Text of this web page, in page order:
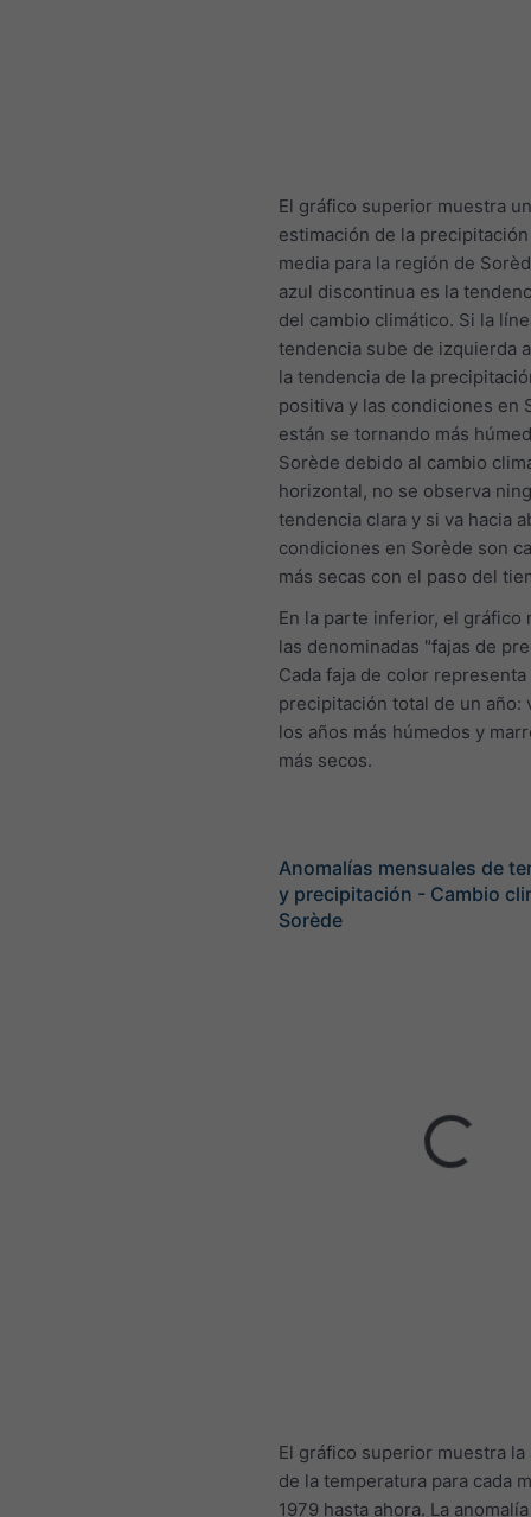
El gráfico superior muestra
estimación de la
media para la región de
azul discontinua es la
del cambio climático. Si la
tendencia sube de izquierda
la tendencia de la
positiva y las condiciones en
están se tornando más
Sorède debido al cambio
horizontal, no se observa
tendencia clara y si va hacia
condiciones en Sorède son
más secas con el paso del
En la parte inferior, el gráfico
las denominadas "fajas de
Cada faja de color representa
precipitación total de un año:
los años más húmedos y
más secos.
Anomalías mensuales de
y precipitación - Cambio
Sorède
El gráfico superior muestra la
de la temperatura para cada
1979 hasta ahora. La